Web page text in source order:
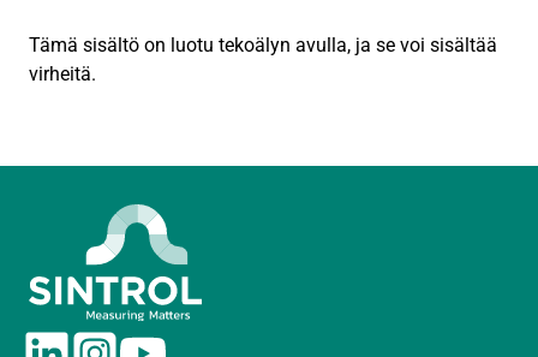
Tämä sisältö on luotu tekoälyn avulla, ja se voi sisältää
virheitä.
L
I